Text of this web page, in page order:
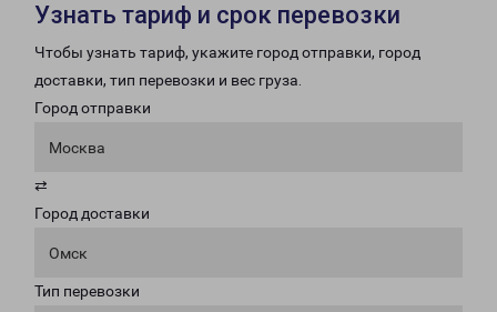
Узнать тариф и срок перевозки
Чтобы узнать тариф, укажите город отправки, город
доставки, тип перевозки и вес груза.
Город отправки
Москва
⇄
Город доставки
Омск
Тип перевозки